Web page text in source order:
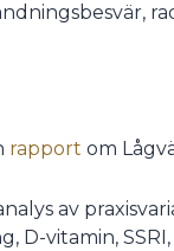
rapport om
av
D-vitamin,